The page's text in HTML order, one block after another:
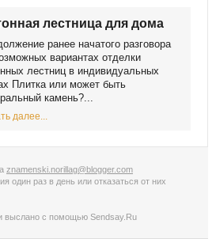
лестница для дома
ранее начатого разговора
вариантах отделки
лестниц в индивидуальных
Плитка или может быть
камень?...
далее...
znamenski.norillag@blogger.com
один раз в день или отказаться от них
выслано с помощью Sendsay.Ru